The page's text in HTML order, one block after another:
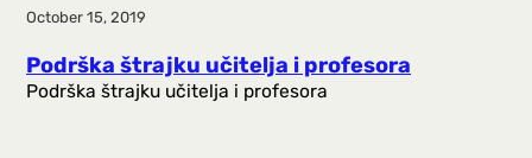
October 15, 2019
Podrška štrajku učitelja i profesora
Podrška štrajku učitelja i profesora